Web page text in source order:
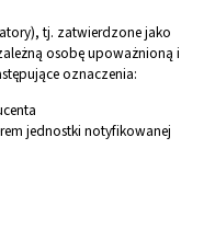
tj. zatwierdzone jako
osobę upoważnioną i
oznaczenia:
jednostki notyfikowanej